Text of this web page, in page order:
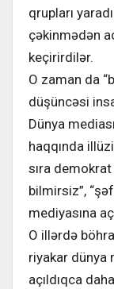
qrupları
çəkinmədən
keçirirdilər.
O zaman da
düşüncəsi
Dünya
haqqında
sıra
bilmirsiz”,
mediyasına
O illərdə
riyakar dünya
açıldıqca